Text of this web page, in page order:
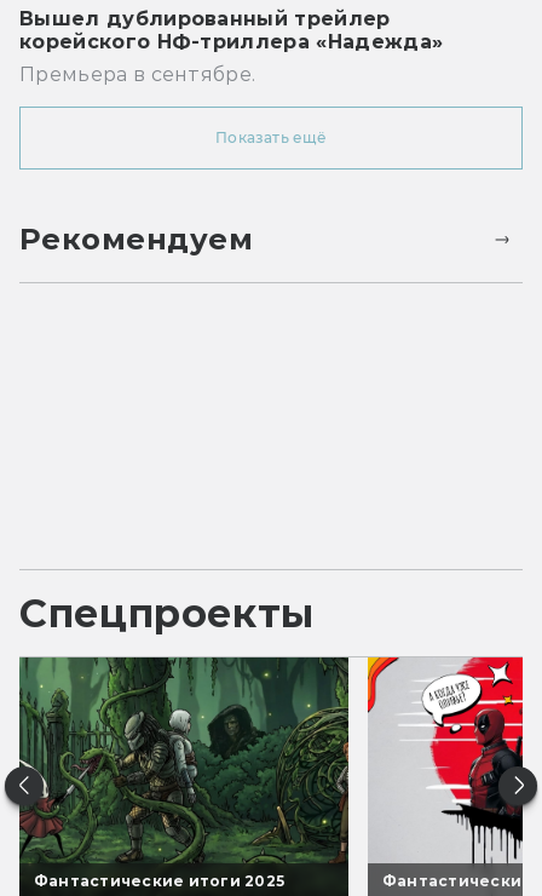
Вышел дублированный трейлер
корейского НФ-триллера «Надежда»
Премьера в сентябре.
Показать ещё
Рекомендуем
Спецпроекты
Фантастические итоги 2025 Фантастические